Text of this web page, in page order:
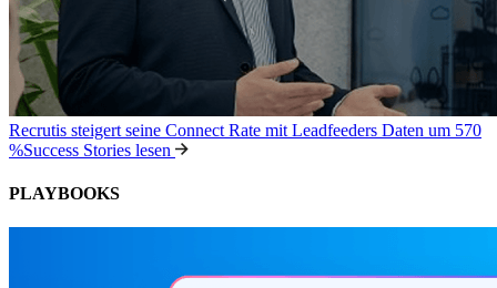
Recrutis steigert seine Connect Rate mit Leadfeeders Daten um 570
%Success Stories lesen
PLAYBOOKS